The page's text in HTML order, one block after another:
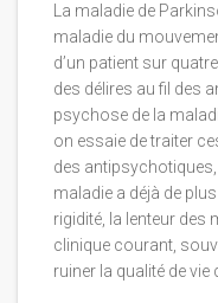
La maladie de
maladie du
d’un patient sur
des délires au fil des
psychose de la
on essaie de traiter
des
maladie a déjà de
rigidité, la lenteur des
clinique courant,
ruiner la qualité de